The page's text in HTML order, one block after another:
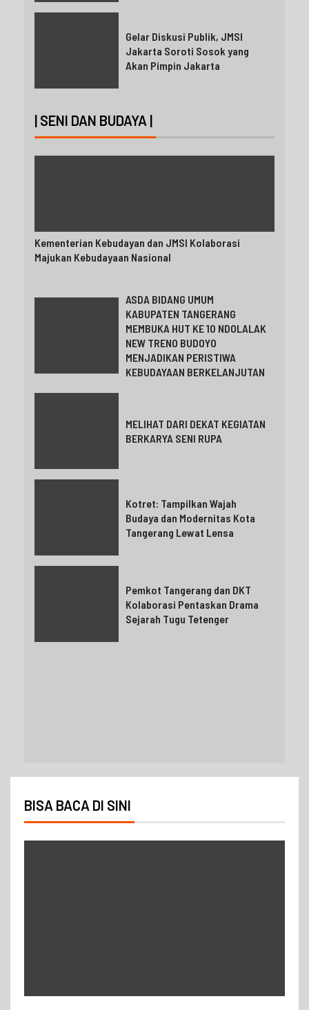
Gelar Diskusi Publik, JMSI
Jakarta Soroti Sosok yang
Akan Pimpin Jakarta
| SENI DAN BUDAYA |
Kementerian Kebudayan dan JMSI Kolaborasi
Majukan Kebudayaan Nasional
ASDA BIDANG UMUM
KABUPATEN TANGERANG
MEMBUKA HUT KE 10 NDOLALAK
NEW TRENO BUDOYO
MENJADIKAN PERISTIWA
KEBUDAYAAN BERKELANJUTAN
MELIHAT DARI DEKAT KEGIATAN
BERKARYA SENI RUPA
Kotret: Tampilkan Wajah
Budaya dan Modernitas Kota
Tangerang Lewat Lensa
Pemkot Tangerang dan DKT
Kolaborasi Pentaskan Drama
Sejarah Tugu Tetenger
BISA BACA DI SINI